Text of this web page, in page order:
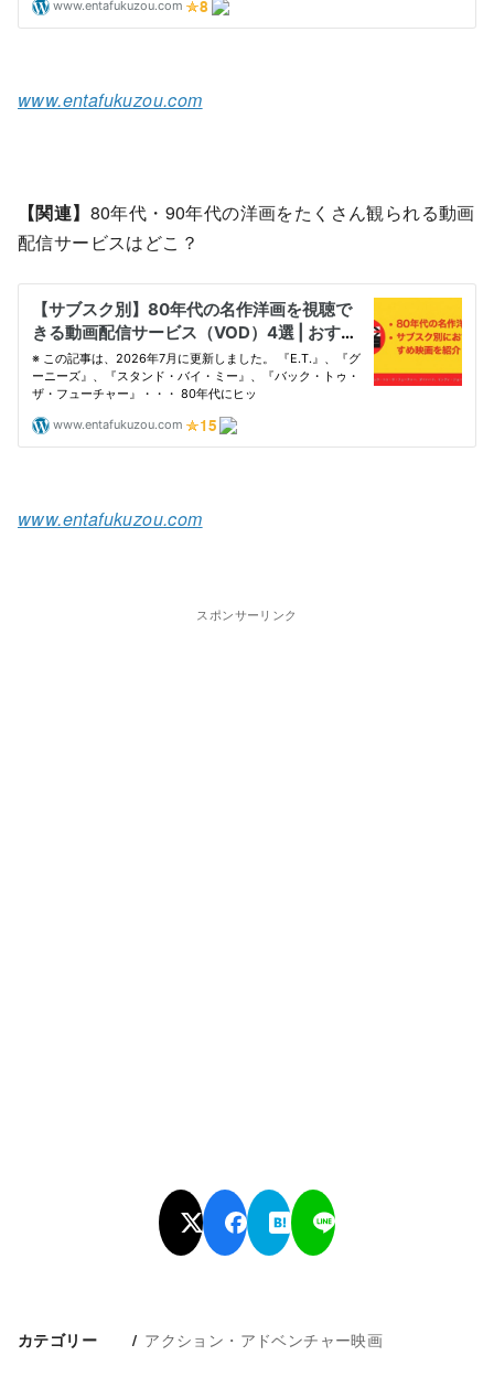
www.entafukuzou.com
【関連】 80年代・90年代の洋画をたくさん観られる動画
配信サービスはどこ？
www.entafukuzou.com
スポンサーリンク
カテゴリー アクション・アドベンチャー映画